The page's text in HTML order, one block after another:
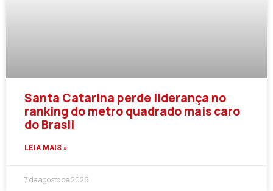
Santa Catarina perde liderança no
ranking do metro quadrado mais caro
do Brasil
LEIA MAIS »
7 de agosto de 2026